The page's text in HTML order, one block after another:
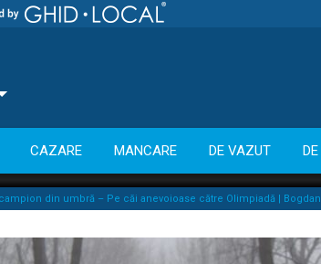
CAZARE MANCARE DE VAZUT
din umbră – Pe căi anevoioase către Olimpiadă |